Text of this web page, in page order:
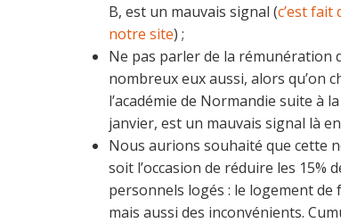
B, est un mauvais signal (c’est fait
notre site) ;
Ne pas parler de la rémunération
nombreux eux aussi, alors qu’on
l’académie de Normandie suite à
janvier, est un mauvais signal là
Nous aurions souhaité que cette
soit l’occasion de réduire les 15%
personnels logés : le logement
mais aussi des inconvénients.